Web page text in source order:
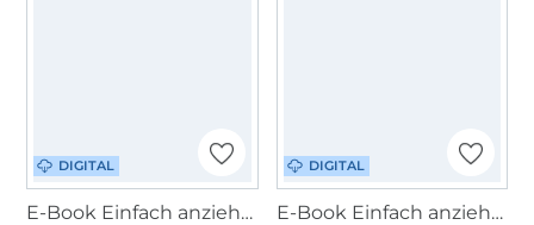
DIGITAL
E-Book Einfach anziehend Tasche Wild und frei daily
DIGITAL
E-Book Einfach anziehend Tasche Wild und frei experience